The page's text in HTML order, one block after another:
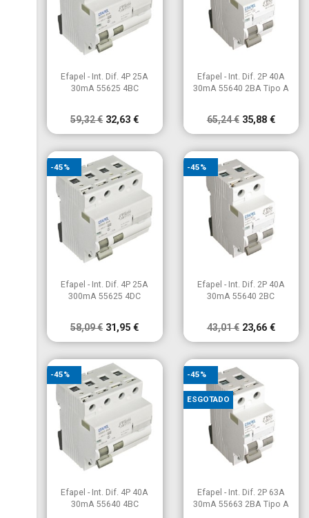
Adicionar à Lista de desejos
Criar nova lista
Criar lista de desejos ×
Nome da lista de desejos
Cancelar Criar lista de desejos
((modalTitle)) ×
((confirmMessage))
Entrar ×
É necessário ter sessão iniciada para guardar produtos na
Entrar
 Vista rápida
Efapel - Int. Dif. 4P 25A
30mA 55625 4BC
59,32 € 32,63 €
 Vista rápida
Efapel - Int. Dif. 2P 40A
30mA 55640 2BA Tipo A
65,24 € 35,88 €
 Vista rápida
Efapel - Int. Dif. 4P 25A
300mA 55625 4DC
58,09 € 31,95 €
-45%
 Vista rápida
Efapel - Int. Dif. 2P 40A
30mA 55640 2BC
43,01 € 23,66 €
-45%
 Vista rápida
Efapel - Int. Dif. 4P 40A
30mA 55640 4BC
-45%
 Vista rápida
Efapel - Int. Dif. 2P 63A
30mA 55663 2BA Tipo A
-45%
ESGOTADO